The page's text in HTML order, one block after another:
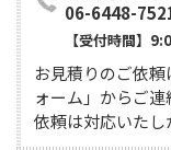
06-6448-
【受付時間】
お見積りのご依
ォーム」からご
依頼は対応いたし